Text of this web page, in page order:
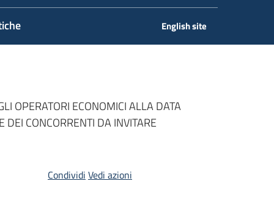
English site
OPERATORI ECONOMICI ALLA DATA
DEI CONCORRENTI DA INVITARE
Condividi Vedi azioni